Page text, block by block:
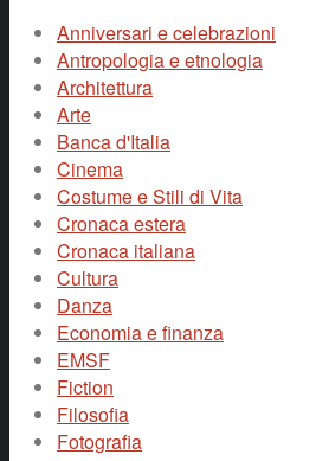
Anniversari e celebrazioni
Antropologia e etnologia
Architettura
Arte
Banca d'Italia
Cinema
Costume e Stili di Vita
Cronaca estera
Cronaca italiana
Cultura
Danza
Economia e finanza
EMSF
Fiction
Filosofia
Fotografia